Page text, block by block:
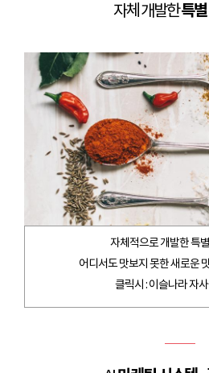
자체 개발한특별
자체적으로 개발한 특
어디서도 맛보지 못한 새로운
클릭시 : 이슬나라 자